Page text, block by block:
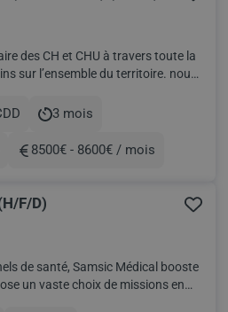
des CH et CHU à travers toute la
sur l’ensemble du territoire. nous
: Dés que possible
Durée
3 mois
Rémunération
8500€ - 8600€ / mois
F/D)
de santé, Samsic Médical booste
un vaste choix de missions en